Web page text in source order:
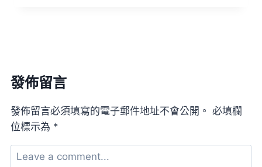
發佈留言
發佈留言必須填寫的電子郵件地址不會公開。 必填欄
位標示為 *